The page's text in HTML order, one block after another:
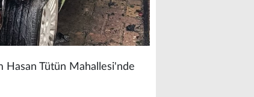
Hasan Tütün Mahallesi'nde